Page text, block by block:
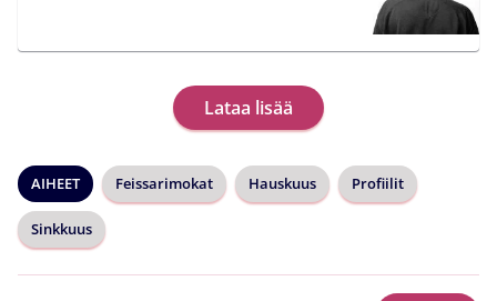
Lataa lisää
AIHEET Feissarimokat Hauskuus Profiilit
Sinkkuus